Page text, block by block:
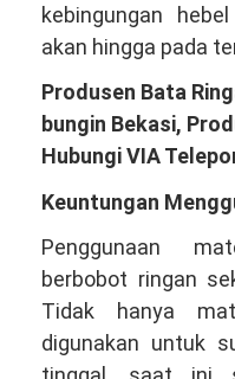
kebingungan
akan hingga pada
Produsen Bata
bungin Bekasi,
Hubungi VIA
Keuntungan
Penggunaan
berbobot ringan
Tidak hanya
digunakan untuk